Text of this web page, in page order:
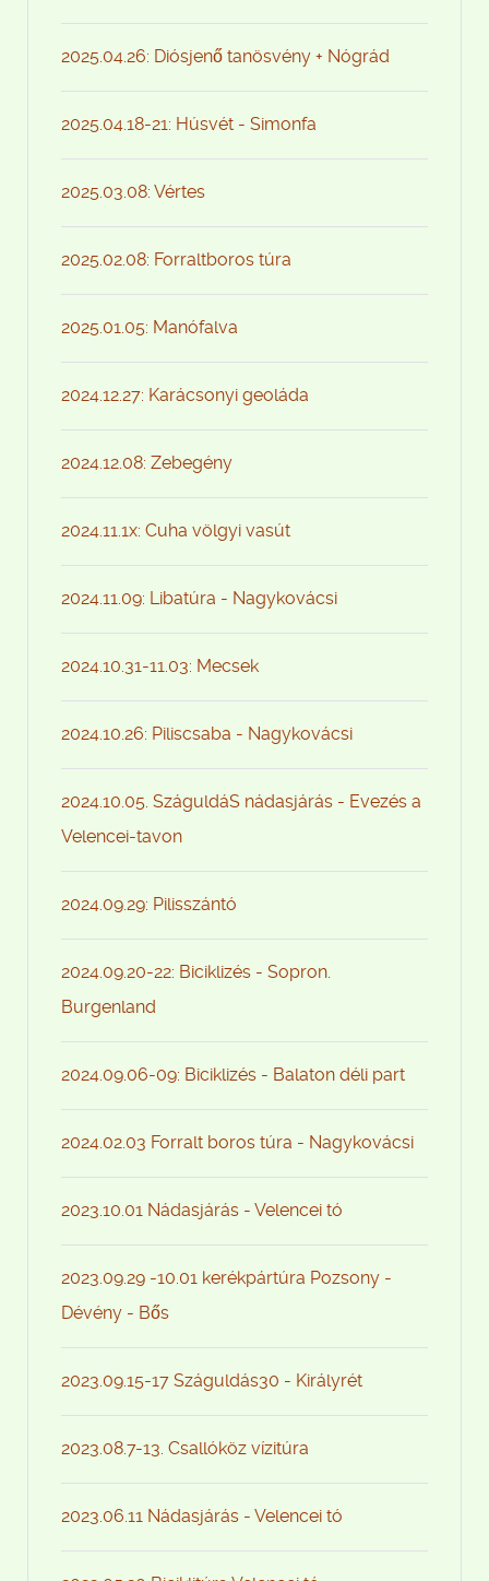
2025.04.26: Diósjenő tanösvény + Nógrád
2025.04.18-21: Húsvét - Simonfa
2025.03.08: Vértes
2025.02.08: Forraltboros túra
2025.01.05: Manófalva
2024.12.27: Karácsonyi geoláda
2024.12.08: Zebegény
2024.11.1x: Cuha völgyi vasút
2024.11.09: Libatúra - Nagykovácsi
2024.10.31-11.03: Mecsek
2024.10.26: Piliscsaba - Nagykovácsi
2024.10.05. SzáguldáS nádasjárás - Evezés a
Velencei-tavon
2024.09.29: Pilisszántó
2024.09.20-22: Biciklizés - Sopron.
Burgenland
2024.09.06-09: Biciklizés - Balaton déli part
2024.02.03 Forralt boros túra - Nagykovácsi
2023.10.01 Nádasjárás - Velencei tó
2023.09.29 -10.01 kerékpártúra Pozsony -
Dévény - Bős
2023.09.15-17 Száguldás30 - Királyrét
2023.08.7-13. Csallóköz vízitúra
2023.06.11 Nádasjárás - Velencei tó